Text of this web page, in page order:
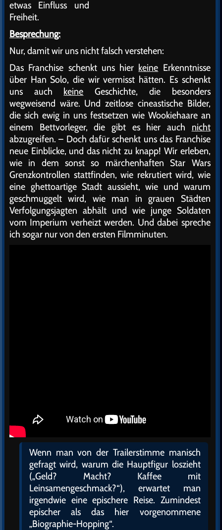
etwas Einfluss und
Freiheit.
Besprechung:
Nur, damit wir uns nicht falsch verstehen:
Das Franchise schenkt uns hier keine Erkenntnisse
über Han Solo, die wir vermisst hätten. Es schenkt
uns auch keine Geschichte, die besonders
wegweisend wäre. Und zeitlose cineastische Bilder,
die sich ewig in uns festsetzen wie Wookiehaare an
einem Bettvorleger, die gibt es hier auch nicht
abzugreifen. – Doch dafür schenkt uns das Franchise
neue Einblicke, und das nicht zu knapp! Wir erleben,
wie in dem sonst so märchenhaften Star Wars
Grenzkontrollen stattfinden, wie rekrutiert wird, wie
eine ghettoartige Stadt aussieht, wie und warum
geschmuggelt wird, wie man in grauen Städten
Verfolgungsjagten abhält und wie junge Soldaten
vom Imperium verheizt werden. Und dabei spreche
ich sogar nur von den ersten Filmminuten.
Wenn man von der Trailerstimme manisch
gefragt wird, warum die Hauptfigur loszieht
(„Geld? Macht? Kaffee mit
Leinsamengeschmack?“), erwartet man
irgendwie eine epischere Reise. Zumindest
epischer als das hier vorgenommene
„Biographie-Hopping“.